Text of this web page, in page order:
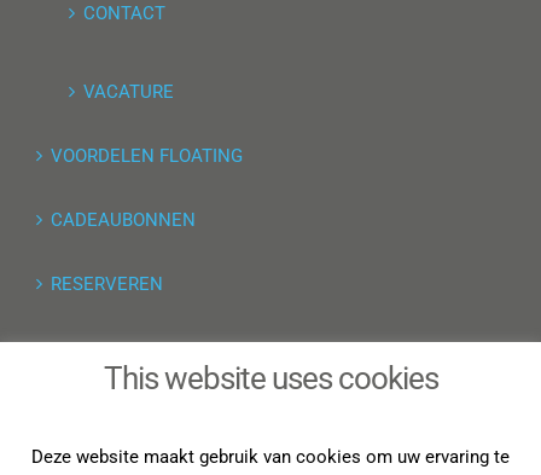
CONTACT
VACATURE
VOORDELEN FLOATING
CADEAUBONNEN
RESERVEREN
TRIPPER RESERVERING
This website uses cookies
Deze website maakt gebruik van cookies om uw ervaring te